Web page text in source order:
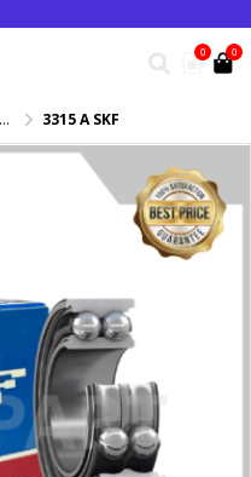
0 0
3315 A SKF